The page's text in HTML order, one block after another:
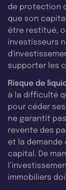
de protection
que son
être restitué,
investisseurs
supporter les
Risque de
à la difficulté
pour céder ses
ne garantit
revente des
et la demande
capital. De
immobiliers